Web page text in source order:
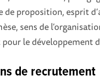
de proposition, esprit
sens de
pour le développement
de recrutement